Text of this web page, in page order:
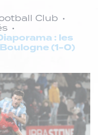
Club
: les
(1-0)